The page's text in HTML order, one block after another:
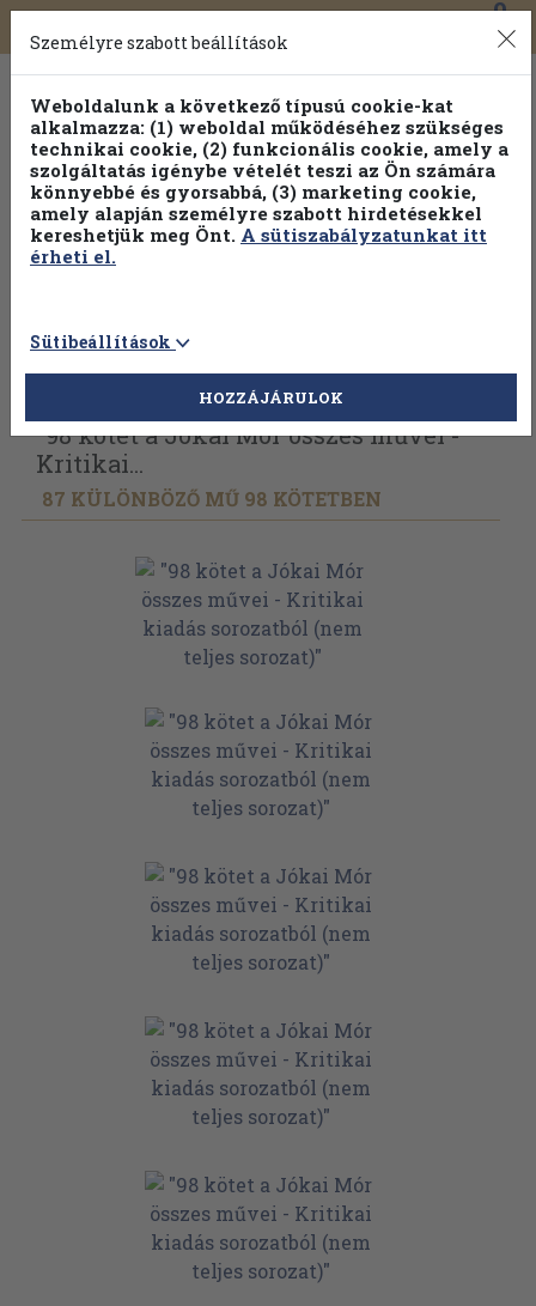
Toggle
navigation
0
Válogasson több mint 1.000.000 kiadványunk közül
100% kedvezménnyel!
Vissza az előző oldalra Válasszon példányt
"98 kötet a Jókai Mór összes művei -
Kritikai...
87 KÜLÖNBÖZŐ MŰ 98 KÖTETBEN
Személyre szabott beállítások
Weboldalunk a következő típusú cookie-kat
alkalmazza: (1) weboldal működéséhez szükséges
technikai cookie, (2) funkcionális cookie, amely a
szolgáltatás igénybe vételét teszi az Ön számára
könnyebbé és gyorsabbá, (3) marketing cookie,
amely alapján személyre szabott hirdetésekkel
kereshetjük meg Önt. A sütiszabályzatunkat itt
érheti el.
Sütibeállítások
HOZZÁJÁRULOK